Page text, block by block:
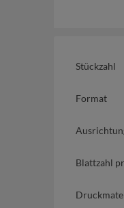
Stückzahl
Format
Blattzahl